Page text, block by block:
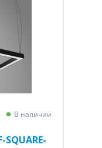
В наличии